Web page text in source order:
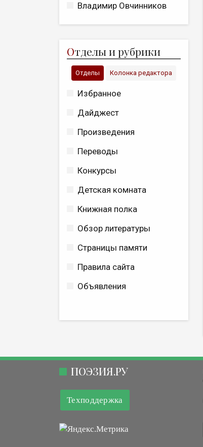
Владимир Овчинников
Отделы и рубрики
Отделы Колонка редактора
Избранное
Дайджест
Произведения
Переводы
Конкурсы
Детская комната
Книжная полка
Обзор литературы
Страницы памяти
Правила сайта
Объявления
ПОЭЗИЯ.РУ
Техподдержка